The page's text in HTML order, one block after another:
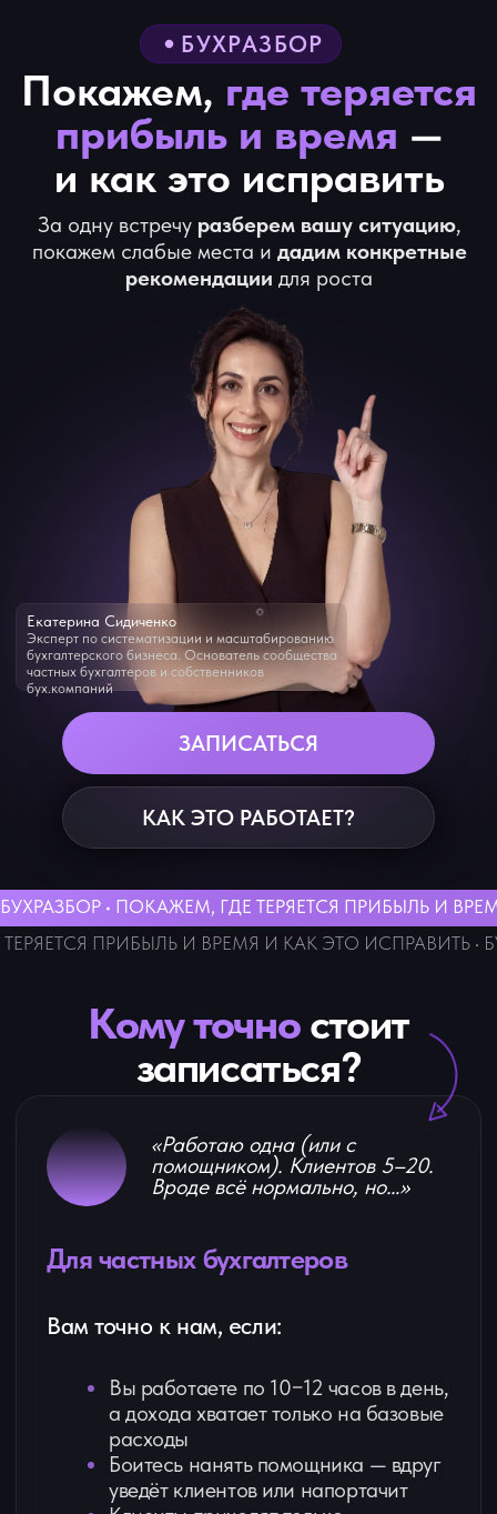
Покажем,где теряется
прибыль и время—
и как это исправить
КАК ЭТО РАБОТАЕТ?
ЗАПИСАТЬСЯ
Эксперт по систематизации и масштабированию
бухгалтерского бизнеса. Основатель сообщества
За одну встречу разберем вашу ситуацию
покажем слабые места идадим конкретные
рекомендациидля роста
БУХРАЗБОР
БУХРАЗБОР • ПОКАЖЕМ, ГДЕ ТЕРЯЕТСЯ ПРИБЫЛЬ И ВРЕМЯ И КАК ЭТО
ПРИБЫЛЬ И ВРЕМЯ И КАК ЭТО ИСПРАВИТЬ • БУХРАЗБОР •
Кому точностоит
записаться?
От нас: персональный план и инструменты.»
«Работаю одна (или с
помощником). Клиентов 5–20.
Вроде всё нормально, но…»
Вам точно к нам, если:
а дохода хватает только на базовые
расходы
Боитесь нанять помощника — вдруг
уведёт клиентов или напортачит
Клиенты приходят только
Устали от хаоса: постоянно что-то
забываете, догоняете, доделываете
Хотите выйти на стабильный доход
от 300 000−400 000₽, работая
100−120 часов в месяц,
Для частных бухгалтеров
мне»
Вам точно к нам, если:
Для собственников
бухгалтерских компаний